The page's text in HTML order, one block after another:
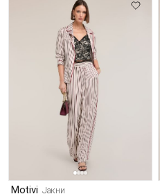
Motivi Јакни